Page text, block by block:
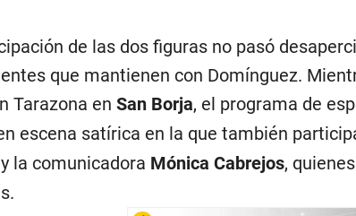
de las dos figuras no pasó
que mantienen con Domínguez.
Tarazona en San Borja, el programa de
escena satírica en la que también
y la comunicadora Mónica Cabrejos,